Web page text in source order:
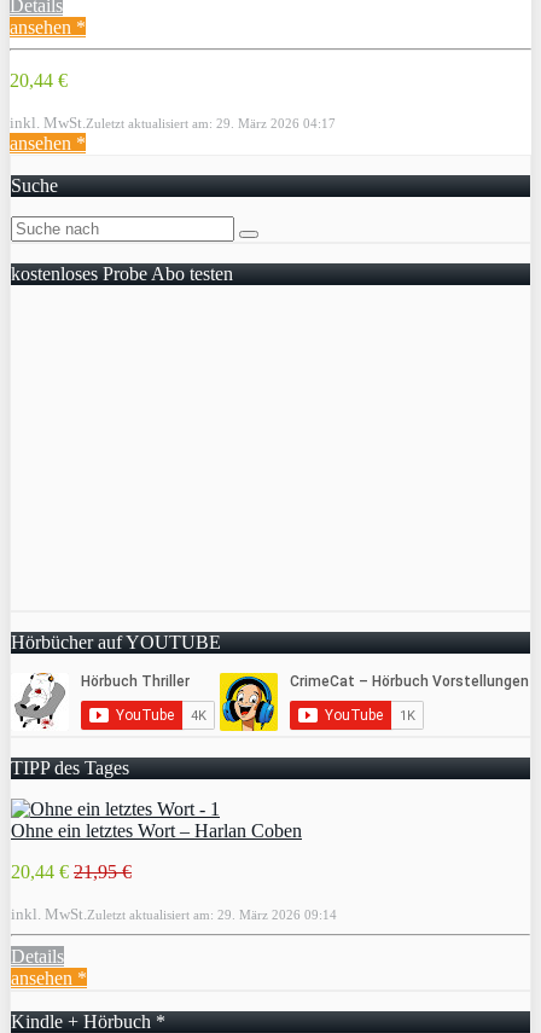
Details
ansehen *
20,44 €
inkl. MwSt. Zuletzt aktualisiert am: 29. März 2026 04:17
ansehen *
Suche
kostenloses Probe Abo testen
Hörbücher auf YOUTUBE
TIPP des Tages
Ohne ein letztes Wort – Harlan Coben
20,44 € 21,95 €
inkl. MwSt. Zuletzt aktualisiert am: 29. März 2026 09:14
Details
ansehen *
Kindle + Hörbuch *